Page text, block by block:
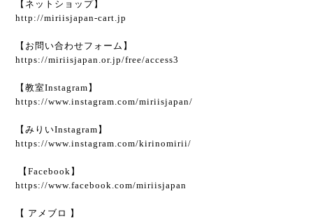
【ネットショップ】
http://miriisjapan-cart.jp
【お問い合わせフォーム】
https://miriisjapan.or.jp/free/access3
【教室Instagram】
https://www.instagram.com/miriisjapan/
【みりいInstagram】
https://www.instagram.com/kirinomirii/
【Facebook】
https://www.facebook.com/miriisjapan
【 アメブロ 】